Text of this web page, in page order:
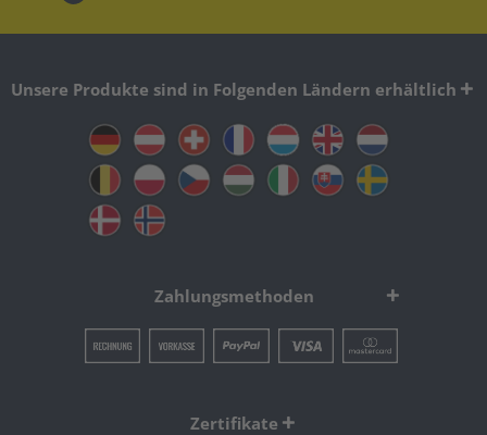
Unsere Produkte sind in Folgenden Ländern erhältlich
Zahlungsmethoden
Zertifikate